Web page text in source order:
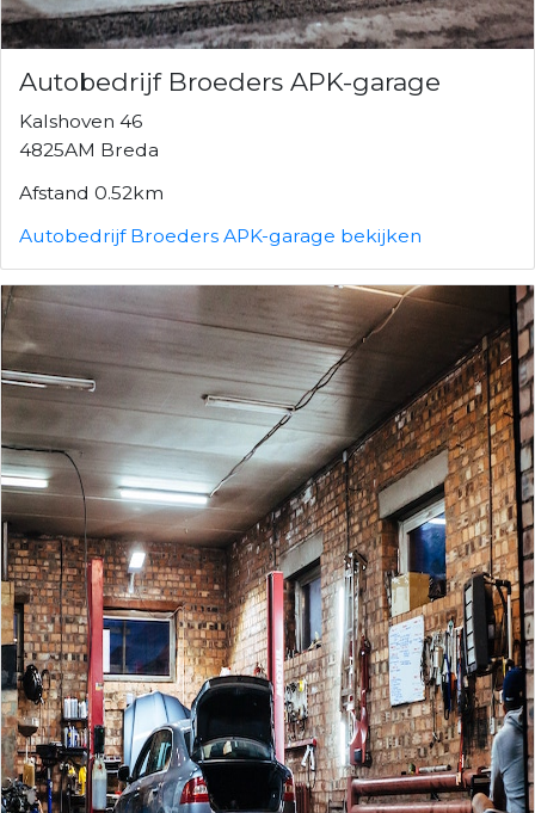
Autobedrijf Broeders APK-garage
Kalshoven 46
4825AM Breda
Afstand 0.52km
Autobedrijf Broeders APK-garage bekijken